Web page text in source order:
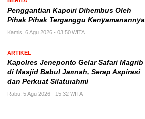
Penggantian Kapolri Dihembus Oleh
Pihak Pihak Terganggu Kenyamanannya
Kamis, 6 Agu 2026 - 03:50 WITA
ARTIKEL
Kapolres Jeneponto Gelar Safari Magrib
di Masjid Babul Jannah, Serap Aspirasi
dan Perkuat Silaturahmi
Rabu, 5 Agu 2026 - 15:32 WITA